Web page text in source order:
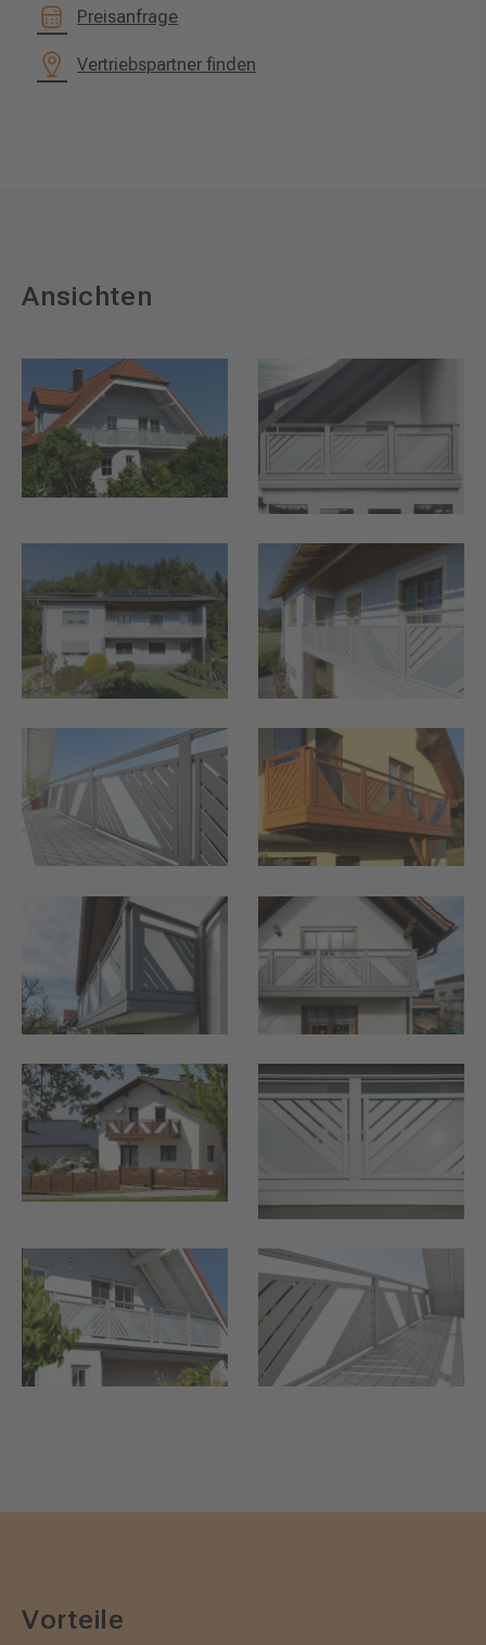
Preisanfrage
Vertriebspartner finden
Ansichten
Vorteile